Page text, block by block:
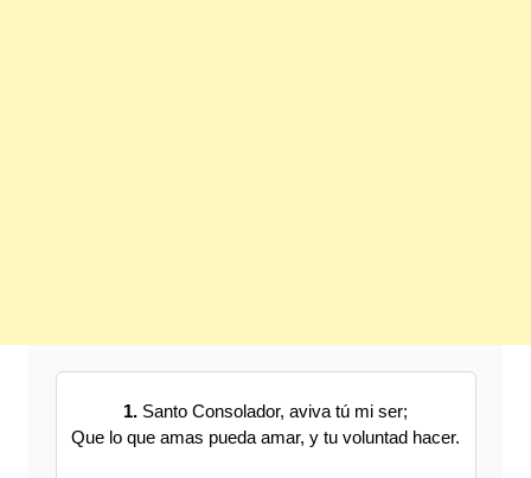
1. Santo Consolador, aviva tú mi ser;
Que lo que amas pueda amar, y tu voluntad hacer.